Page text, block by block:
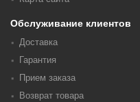
Обслуживание клиентов
Доставка
Гарантия
Прием заказа
Возврат товара